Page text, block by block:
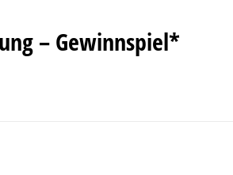
– Gewinnspiel*